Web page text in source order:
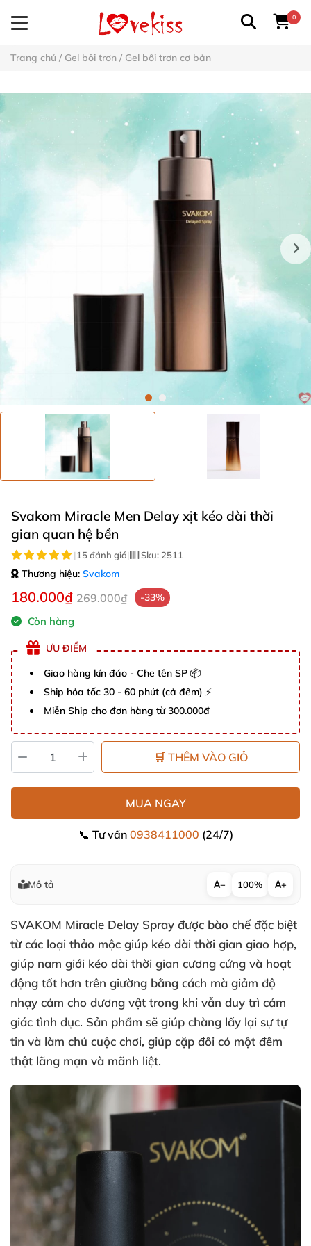
0
Trang chủ / Gel bôi trơn / Gel bôi trơn cơ bản
Svakom Miracle Men Delay xịt kéo dài thời
gian quan hệ bền
|15 đánh giá| Sku: 2511
Thương hiệu: Svakom
180.000₫ 269.000₫ -33%
Còn hàng
ƯU ĐIỂM
Giao hàng kín đáo - Che tên SP 📦
Ship hỏa tốc 30 - 60 phút (cả đêm) ⚡
Miễn Ship cho đơn hàng từ 300.000đ
🛒 THÊM VÀO GIỎ
MUA NGAY
📞 Tư vấn 0938411000 (24/7)
Mô tả − 100% +
SVAKOM Miracle Delay Spray được bào chếđặc biệt
từcác loại thảo mộc giúp kéo dài thời gian giao hợp,
giúp nam giới kéo dài thời gian cương cứng và hoạt
động tốt hơn trên giường bằng cách mà giảm độ
nhạy cảm cho dương vật trong khi vẫn duy trì cảm
giác tình dục. Sản phẩm sẽ giúp chàng lấy lại sự tự
tin và làm chủ cuộc chơi, giúp cặp đôi có một đêm
thật lãng mạn và mãnh liệt.